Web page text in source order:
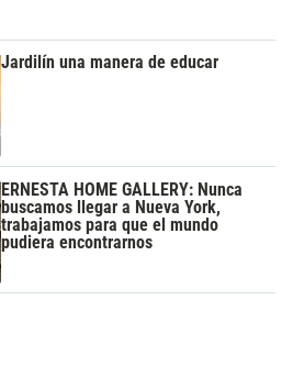
Jardilín una manera de educar
ERNESTA HOME GALLERY: Nunca
buscamos llegar a Nueva York,
trabajamos para que el mundo
pudiera encontrarnos